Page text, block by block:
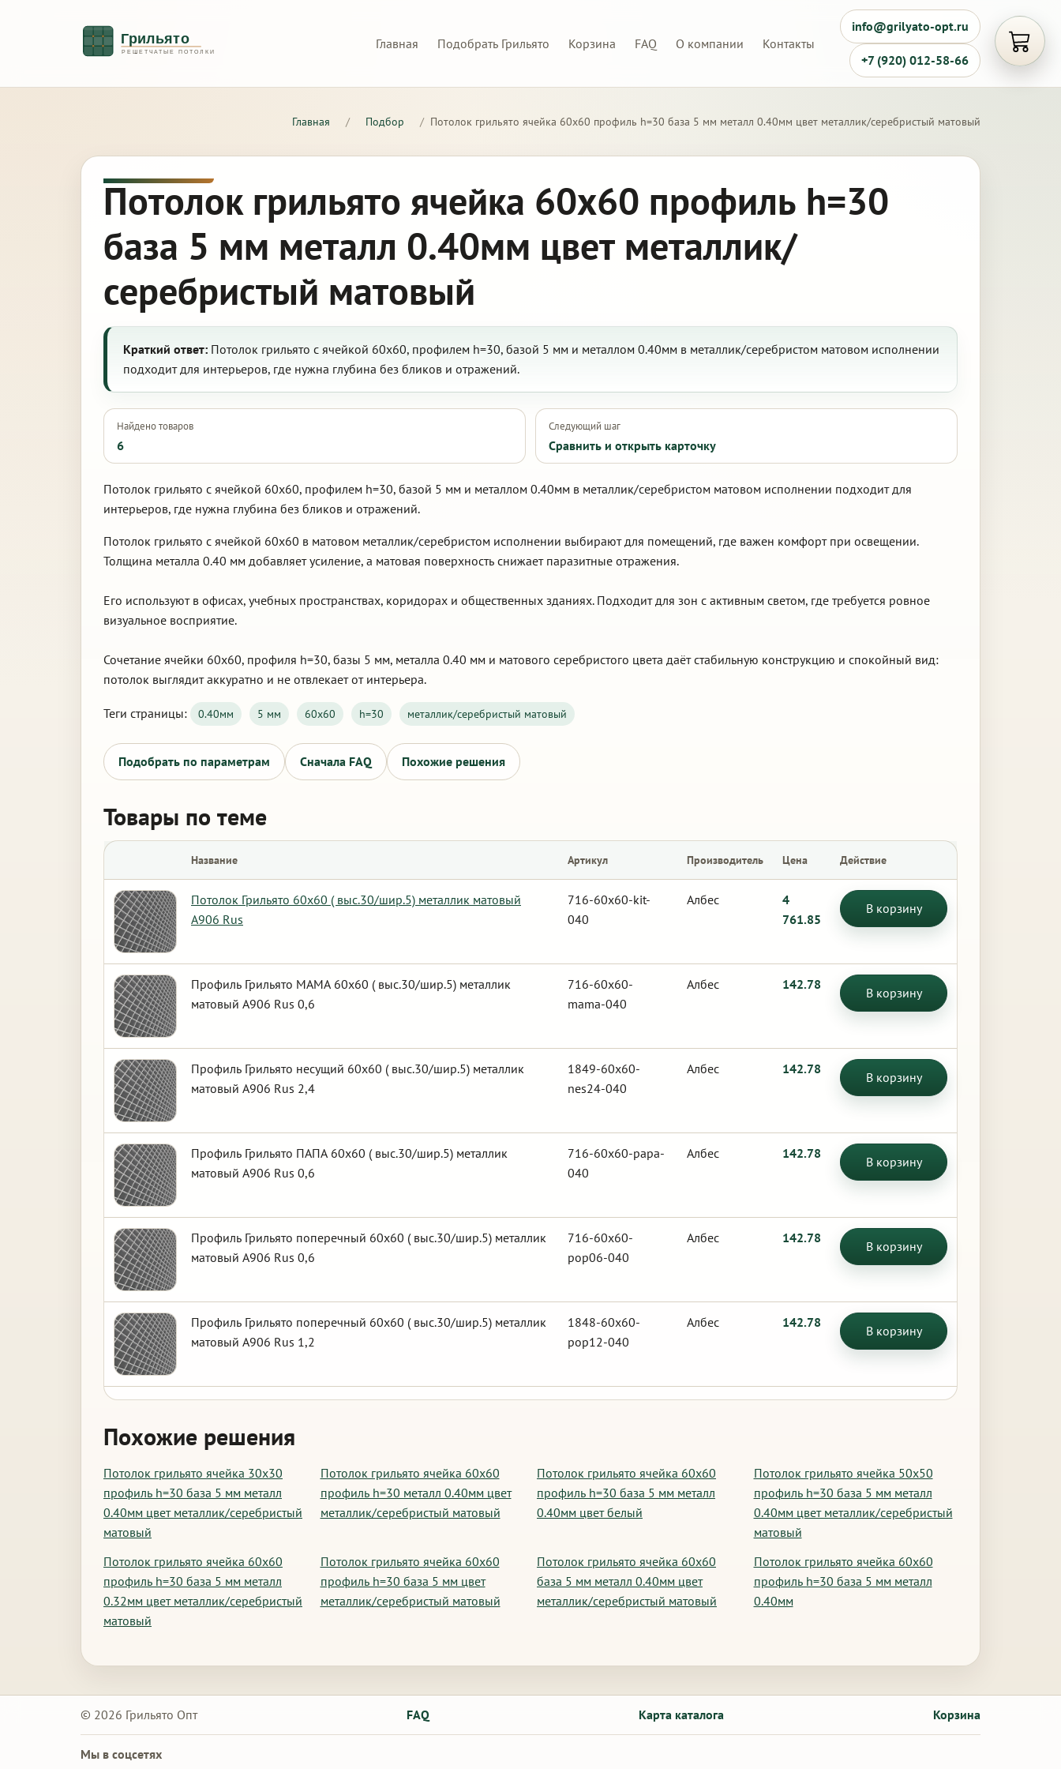
Главная Подобрать Грильято Корзина FAQ О компании Контакты
info@grilyato-opt.ru
+7 (920) 012-58-66
Главная / Подбор / Потолок грильято ячейка 60х60 профиль h=30 база 5 мм металл 0.40мм цвет металлик/серебристый матовый
Потолок грильято ячейка 60х60 профиль h=30
база 5 мм металл 0.40мм цвет металлик/
серебристый матовый
Краткий ответ: Потолок грильято с ячейкой 60х60, профилем h=30, базой 5 мм и металлом 0.40мм в металлик/серебристом матовом исполнении
подходит для интерьеров, где нужна глубина без бликов и отражений.
Найдено товаров
6
Следующий шаг
Сравнить и открыть карточку
Потолок грильято с ячейкой 60х60, профилем h=30, базой 5 мм и металлом 0.40мм в металлик/серебристом матовом исполнении подходит для
интерьеров, где нужна глубина без бликов и отражений.
Потолок грильято с ячейкой 60х60 в матовом металлик/серебристом исполнении выбирают для помещений, где важен комфорт при освещении.
Толщина металла 0.40 мм добавляет усиление, а матовая поверхность снижает паразитные отражения.
Его используют в офисах, учебных пространствах, коридорах и общественных зданиях. Подходит для зон с активным светом, где требуется ровное
визуальное восприятие.
Сочетание ячейки 60х60, профиля h=30, базы 5 мм, металла 0.40 мм и матового серебристого цвета даёт стабильную конструкцию и спокойный вид:
потолок выглядит аккуратно и не отвлекает от интерьера.
Теги страницы: 0.40мм 5 мм 60х60 h=30 металлик/серебристый матовый
Подобрать по параметрам Сначала FAQ Похожие решения
Товары по теме
Название Артикул Производитель Цена Действие
Потолок Грильято 60х60 ( выс.30/шир.5) металлик матовый
А906 Rus
716-60x60-kit-
040
Албес
4
761.85
В корзину
Профиль Грильято МАМА 60х60 ( выс.30/шир.5) металлик
матовый А906 Rus 0,6
716-60x60-
mama-040
Албес 142.78
В корзину
Профиль Грильято несущий 60х60 ( выс.30/шир.5) металлик
матовый А906 Rus 2,4
1849-60x60-
nes24-040
Албес 142.78
В корзину
Профиль Грильято ПАПА 60х60 ( выс.30/шир.5) металлик
матовый А906 Rus 0,6
716-60x60-papa-
040
Албес 142.78
В корзину
Профиль Грильято поперечный 60х60 ( выс.30/шир.5) металлик
матовый А906 Rus 0,6
716-60x60-
pop06-040
Албес 142.78
В корзину
Профиль Грильято поперечный 60х60 ( выс.30/шир.5) металлик
матовый А906 Rus 1,2
1848-60x60-
pop12-040
Албес 142.78
В корзину
Похожие решения
Потолок грильято ячейка 30х30
профиль h=30 база 5 мм металл
0.40мм цвет металлик/серебристый
матовый
Потолок грильято ячейка 60х60
профиль h=30 металл 0.40мм цвет
металлик/серебристый матовый
Потолок грильято ячейка 60х60
профиль h=30 база 5 мм металл
0.40мм цвет белый
Потолок грильято ячейка 50х50
профиль h=30 база 5 мм металл
0.40мм цвет металлик/серебристый
матовый
Потолок грильято ячейка 60х60
профиль h=30 база 5 мм металл
0.32мм цвет металлик/серебристый
матовый
Потолок грильято ячейка 60х60
профиль h=30 база 5 мм цвет
металлик/серебристый матовый
Потолок грильято ячейка 60х60
база 5 мм металл 0.40мм цвет
металлик/серебристый матовый
Потолок грильято ячейка 60х60
профиль h=30 база 5 мм металл
0.40мм
© 2026 Грильято Опт FAQ Карта каталога Корзина
Мы в соцсетях
Открыть